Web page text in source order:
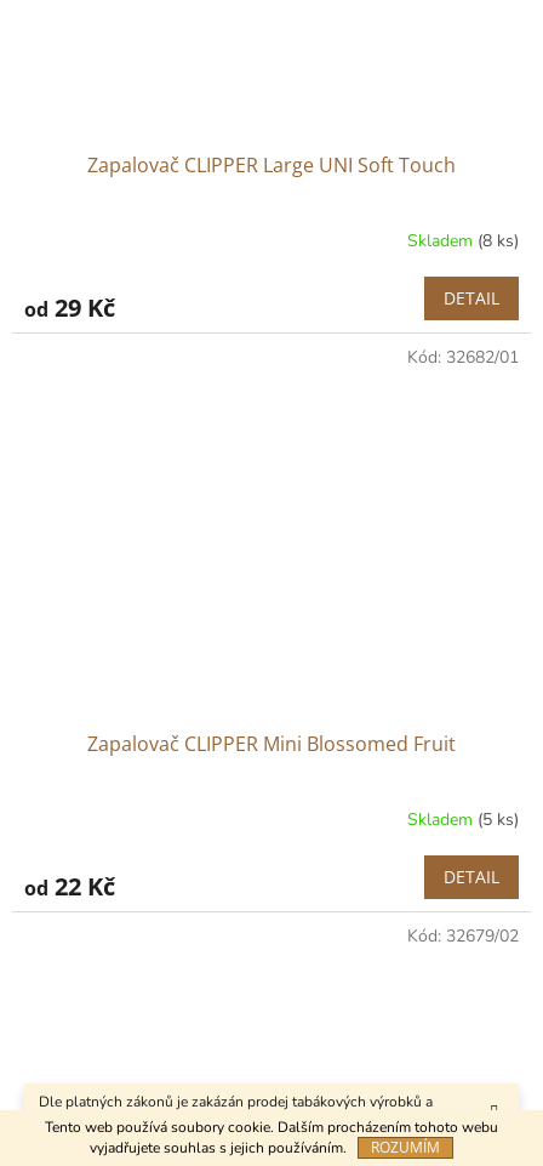
Tento web používá soubory cookie. Dalším procházením tohoto webu
vyjadřujete souhlas s jejich používáním.
ROZUMÍM
Dle platných zákonů je zakázán prodej tabákových výrobků a
kuřáckých pomůcek osobám mladším 18 let.
Zapalovač CLIPPER Large UNI Soft Touch
Skladem (8 ks)
od 29 Kč DETAIL
Zapalovač CLIPPER Mini Blossomed Fruit
Skladem (5 ks)
od 22 Kč DETAIL
Kód: 32682/01
Kód: 32679/02